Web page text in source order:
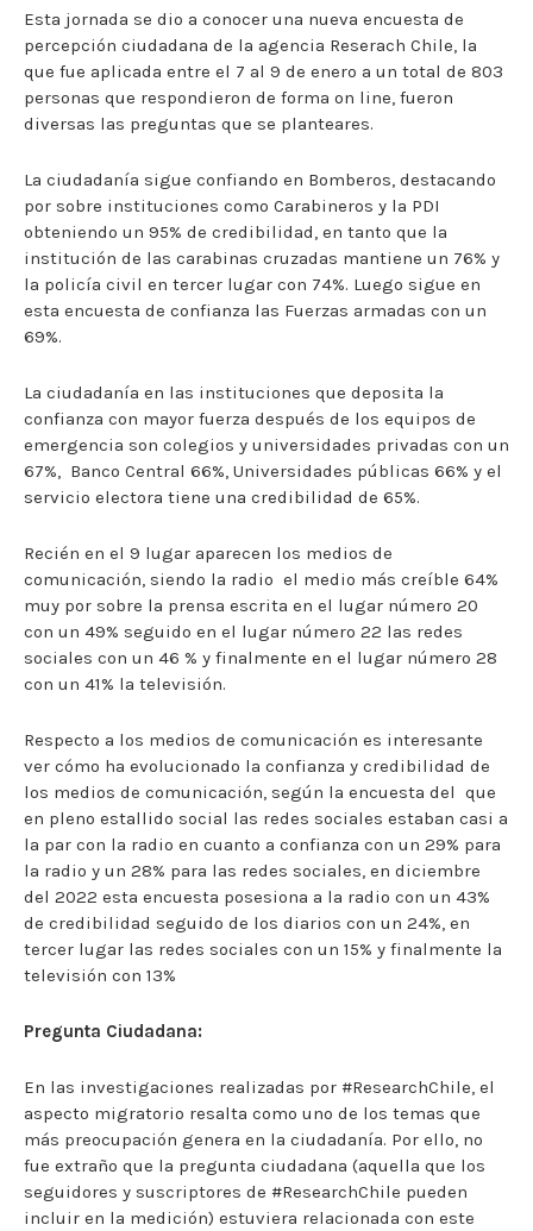
Esta jornada se dio a conocer una nueva encuesta de
percepción ciudadana de la agencia Reserach Chile, la
que fue aplicada entre el 7 al 9 de enero a un total de 803
personas que respondieron de forma on line, fueron
diversas las preguntas que se planteares.
La ciudadanía sigue confiando en Bomberos, destacando
por sobre instituciones como Carabineros y la PDI
obteniendo un 95% de credibilidad, en tanto que la
institución de las carabinas cruzadas mantiene un 76% y
la policía civil en tercer lugar con 74%. Luego sigue en
esta encuesta de confianza las Fuerzas armadas con un
69%.
La ciudadanía en las instituciones que deposita la
confianza con mayor fuerza después de los equipos de
emergencia son colegios y universidades privadas con un
67%, Banco Central 66%, Universidades públicas 66% y el
servicio electora tiene una credibilidad de 65%.
Recién en el 9 lugar aparecen los medios de
comunicación, siendo la radio el medio más creíble 64%
muy por sobre la prensa escrita en el lugar número 20
con un 49% seguido en el lugar número 22 las redes
sociales con un 46 % y finalmente en el lugar número 28
con un 41% la televisión.
Respecto a los medios de comunicación es interesante
ver cómo ha evolucionado la confianza y credibilidad de
los medios de comunicación, según la encuesta del que
en pleno estallido social las redes sociales estaban casi a
la par con la radio en cuanto a confianza con un 29% para
la radio y un 28% para las redes sociales, en diciembre
del 2022 esta encuesta posesiona a la radio con un 43%
de credibilidad seguido de los diarios con un 24%, en
tercer lugar las redes sociales con un 15% y finalmente la
televisión con 13%
Pregunta Ciudadana:
En las investigaciones realizadas por #ResearchChile, el
aspecto migratorio resalta como uno de los temas que
más preocupación genera en la ciudadanía. Por ello, no
fue extraño que la pregunta ciudadana (aquella que los
seguidores y suscriptores de #ResearchChile pueden
incluir en la medición) estuviera relacionada con este